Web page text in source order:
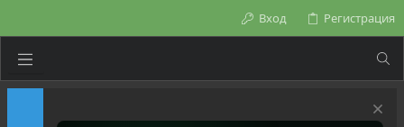
Вход Регистрация